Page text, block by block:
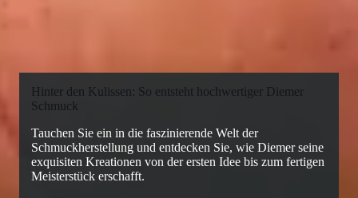
Hinter den Kulissen: So entsteht hochwertiger Diemer
Schmuck
Tauchen Sie ein in die faszinierende Welt der
Schmuckherstellung und entdecken Sie, wie Diemer seine
exquisiten Kreationen von der ersten Idee bis zum fertigen
Meisterstück erschafft.